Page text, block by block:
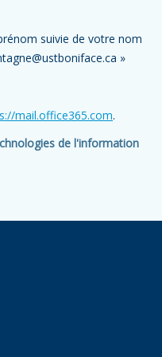
suivie de votre nom
»
mail.office365.com.
de l'information